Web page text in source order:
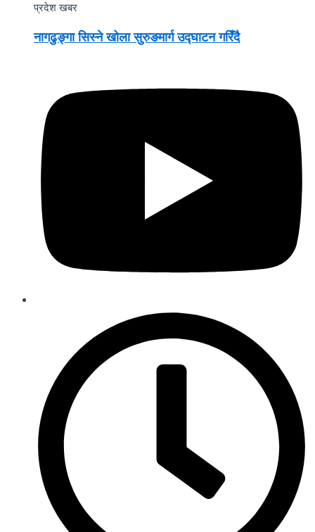
प्रदेश खबर
नागढुङ्गा सिस्ने खोला सुरुङमार्ग उद्घाटन गरिँदै